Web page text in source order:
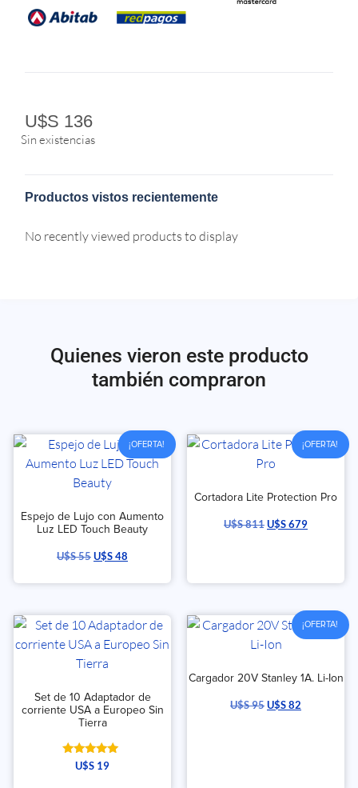
U$S 136
Sin existencias
Productos vistos recientemente
No recently viewed products to display
Quienes vieron este producto
también compraron
¡OFERTA!
Espejo de Lujo con Aumento
Luz LED Touch Beauty
U$S55U$S48
¡OFERTA!
Cortadora Lite Protection Pro
U$S811U$S679
Set de 10 Adaptador de
corriente USA a Europeo Sin
Tierra
Valorado
con
U$S 19
¡OFERTA!
Cargador 20V Stanley 1A. Li-Ion
U$S95U$S82